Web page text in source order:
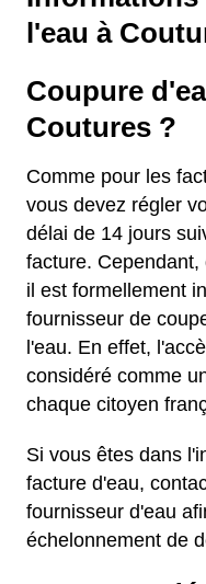
l'eau à
Coupure
Coutures ?
Comme pour les
vous devez régler
délai de 14 jours
facture.
il est formellement
fournisseur de
l'eau. En effet,
considéré comme
chaque citoyen
Si vous êtes dans
facture d'eau,
fournisseur d'eau
échelonnement de